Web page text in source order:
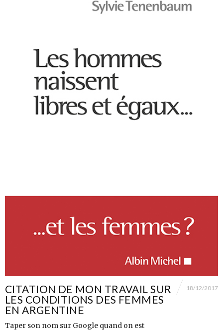
CITATION DE MON TRAVAIL SUR
LES CONDITIONS DES FEMMES
EN ARGENTINE
18/12/2017
Taper son nom sur Google quand on est